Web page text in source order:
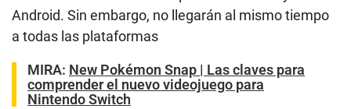
Android. Sin embargo, no llegarán al mismo tiempo
a todas las plataformas
MIRA: New Pokémon Snap | Las claves para
comprender el nuevo videojuego para
Nintendo Switch